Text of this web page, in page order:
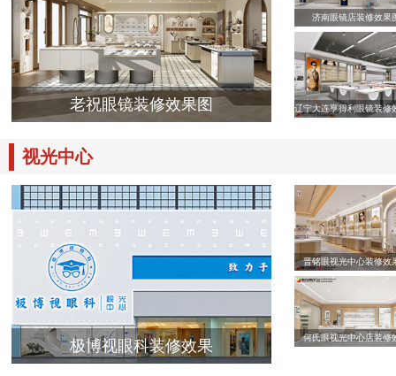
老祝眼镜装修效果图
济南眼镜店装修效果
辽宁大连亨得利眼镜装修
视光中心
极博视眼科装修效果
晋铭眼视光中心装修效
何氏眼视光中心店装修